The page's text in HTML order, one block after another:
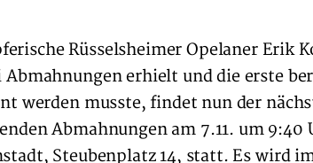
Rüsselsheimer Opelaner Erik
erhielt und die erste
werden musste, findet nun der
Abmahnungen am 7.11. um 9:40
Steubenplatz 14, statt. Es wird